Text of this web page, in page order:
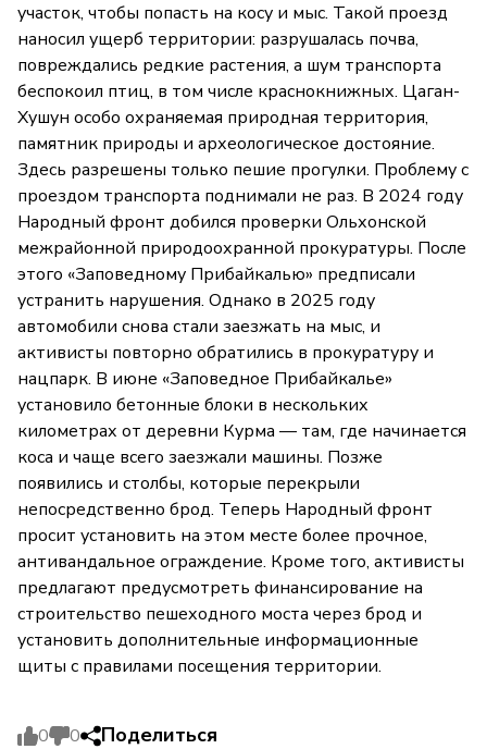
участок, чтобы попасть на косу и мыс. Такой проезд
наносил ущерб территории: разрушалась почва,
повреждались редкие растения, а шум транспорта
беспокоил птиц, в том числе краснокнижных. Цаган-
Хушун особо охраняемая природная территория,
памятник природы и археологическое достояние.
Здесь разрешены только пешие прогулки. Проблему с
проездом транспорта поднимали не раз. В 2024 году
Народный фронт добился проверки Ольхонской
межрайонной природоохранной прокуратуры. После
этого «Заповедному Прибайкалью» предписали
устранить нарушения. Однако в 2025 году
автомобили снова стали заезжать на мыс, и
активисты повторно обратились в прокуратуру и
нацпарк. В июне «Заповедное Прибайкалье»
установило бетонные блоки в нескольких
километрах от деревни Курма — там, где начинается
коса и чаще всего заезжали машины. Позже
появились и столбы, которые перекрыли
непосредственно брод. Теперь Народный фронт
просит установить на этом месте более прочное,
антивандальное ограждение. Кроме того, активисты
предлагают предусмотреть финансирование на
строительство пешеходного моста через брод и
установить дополнительные информационные
щиты с правилами посещения территории.
0 0 Поделиться